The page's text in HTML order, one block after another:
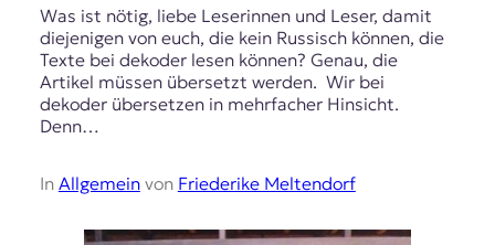
Was ist nötig, liebe Leserinnen und Leser, damit
diejenigen von euch, die kein Russisch können, die
Texte bei dekoder lesen können? Genau, die
Artikel müssen übersetzt werden. Wir bei
dekoder übersetzen in mehrfacher Hinsicht.
Denn…
In Allgemeinvon Friederike Meltendorf